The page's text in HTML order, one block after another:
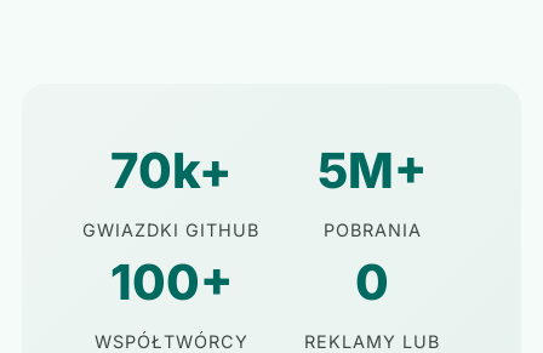
70k+
GWIAZDKI GITHUB
5M+
POBRANIA
100+
WSPÓŁTWÓRCY
0
REKLAMY LUB